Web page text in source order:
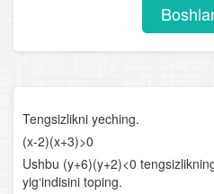
Parametrli chiziqli tenglamalar
Parametrli kvadrat tenglamalar
Tengsizlikni yeching.
(x-2)(x+3)>0
Ushbu (y+6)(y+2)<0
yig‘indisini toping.